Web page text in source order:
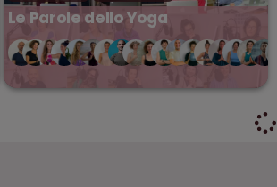
Le Parole dello Yoga